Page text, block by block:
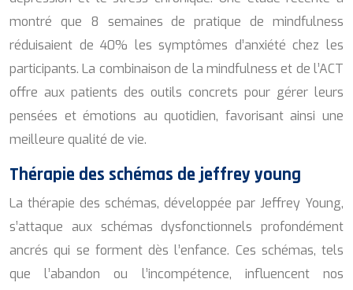
montré que 8 semaines de pratique de mindfulness
réduisaient de 40% les symptômes d’anxiété chez les
participants. La combinaison de la mindfulness et de l’ACT
offre aux patients des outils concrets pour gérer leurs
pensées et émotions au quotidien, favorisant ainsi une
meilleure qualité de vie.
Thérapie des schémas de jeffrey young
La thérapie des schémas, développée par Jeffrey Young,
s’attaque aux schémas dysfonctionnels profondément
ancrés qui se forment dès l’enfance. Ces schémas, tels
que l’abandon ou l’incompétence, influencent nos